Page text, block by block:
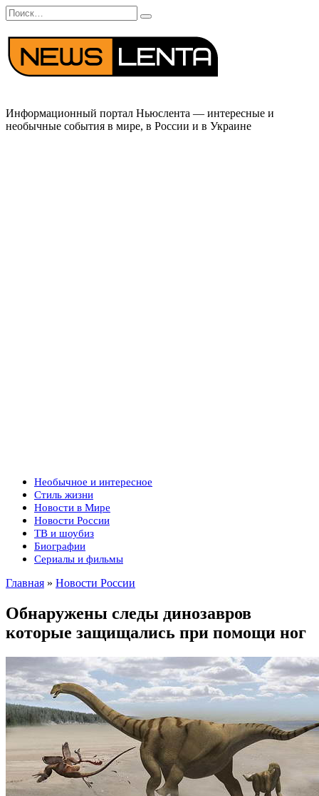
Перейти
к
содержанию
Search
for:
Информационный портал Ньюслента — интересные и
необычные события в мире, в России и в Украине
Необычное и интересное
Стиль жизни
Новости в Мире
Новости России
ТВ и шоубиз
Биографии
Сериалы и фильмы
Главная » Новости России
Обнаружены следы динозавров
которые защищались при помощи ног